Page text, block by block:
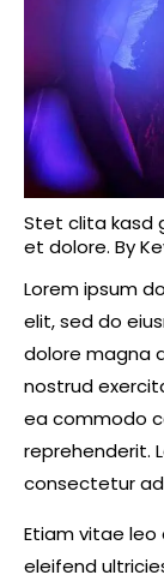
Stet clita kasd
et dolore. By
Lorem ipsum
elit, sed do
dolore magna
nostrud
ea commodo
reprehenderit.
consectetur
Etiam vitae
eleifend